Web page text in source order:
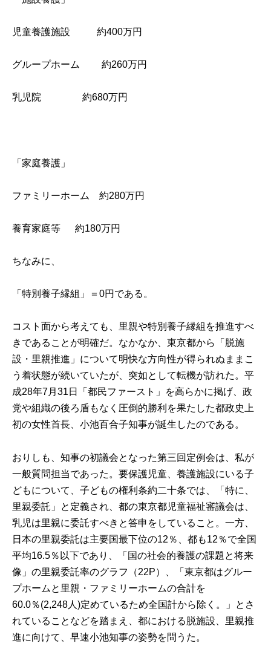
児童養護施設 約400万円
グループホーム 約260万円
乳児院 約680万円
「家庭養護」
ファミリーホーム 約280万円
養育家庭等 約180万円
ちなみに、
「特別養子縁組」＝0円である。
コスト面から考えても、里親や特別養子縁組を推進すべ
きであることが明確だ。なかなか、東京都から「脱施
設・里親推進」について明快な方向性が得られぬままこ
う着状態が続いていたが、突如として転機が訪れた。平
成28年7月31日「都民ファースト」を高らかに掲げ、政
党や組織の後ろ盾もなく圧倒的勝利を果たした都政史上
初の女性首長、小池百合子知事が誕生したのである。
おりしも、知事の初議会となった第三回定例会は、私が
一般質問担当であった。要保護児童、養護施設にいる子
どもについて、子どもの権利条約二十条では、「特に、
里親委託」と定義され、都の東京都児童福祉審議会は、
乳児は里親に委託すべきと答申をしていること。一方、
日本の里親委託は主要国最下位の12％、都も12％で全国
平均16.5％以下であり、「 国の社会的養護の課題と将来
像 」の里親委託率のグラフ（22P）、「東京都はグルー
プホームと里親・ファミリーホームの合計を
60.0％(2,248人)定めているため全国計から除く。」とさ
れていることなどを踏まえ、都における脱施設、里親推
進に向けて、早速小池知事の姿勢を問うた。